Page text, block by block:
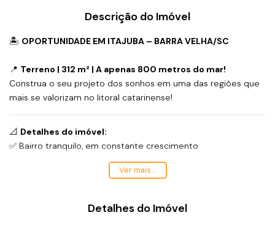
Descrição do Imóvel
🏝️ OPORTUNIDADE EM ITAJUBA – BARRA VELHA/SC
📍 Terreno | 312 m² | A apenas 800 metros do mar!
Construa o seu projeto dos sonhos em uma das regiões que
mais se valorizam no litoral catarinense!
📐 Detalhes do imóvel:
✅ Bairro tranquilo, em constante crescimento
✅ Rua em processo de pavimentação
✅ Terreno plano e pronto para construir
Ver mais...
Detalhes do Imóvel